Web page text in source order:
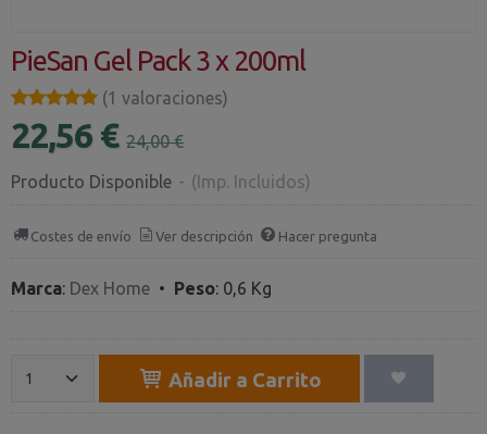
PieSan Gel Pack 3 x 200ml
★★★★★
★★★★★ (1 valoraciones)
22,56 € 24,00 €
Producto Disponible - (Imp. Incluidos)
Costes de envío Ver descripción Hacer pregunta
Marca: Dex Home • Peso: 0,6 Kg
Añadir a Carrito